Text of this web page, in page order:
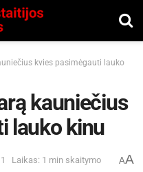
kvies pasimėgauti lauko
kauniečius
lauko kinu
Laikas: 1 min skaitymo AA